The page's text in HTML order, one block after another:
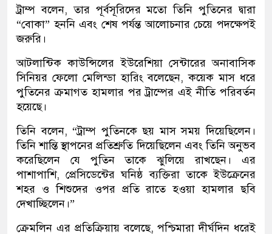
ট্রাম্প বলেন, তার পূর্বসূরিদের মতো তিনি পুতিনের দ্বারা
“বোকা” হননি এবং শেষ পর্যন্ত আলোচনার চেয়ে পদক্ষেপই
জরুরি।
আটলান্টিক কাউন্সিলের ইউরেশিয়া সেন্টারের অনাবাসিক
সিনিয়র ফেলো মেলিন্ডা হারিং বলেছেন, কয়েক মাস ধরে
পুতিনের ক্রমাগত হামলার পর ট্রাম্পের এই নীতি পরিবর্তন
হয়েছে।
তিনি বলেন, “ট্রাম্প পুতিনকে ছয় মাস সময় দিয়েছিলেন।
তিনি শান্তি স্থাপনের প্রতিশ্রুতি দিয়েছিলেন এবং তিনি অনুভব
করেছিলেন যে পুতিন তাকে ঝুলিয়ে রাখছেন। এর
পাশাপাশি, প্রেসিডেন্টের ঘনিষ্ঠ ব্যক্তিরা তাকে ইউক্রেনের
শহর ও শিশুদের ওপর প্রতি রাতে হওয়া হামলার ছবি
দেখাচ্ছিলেন।”
ক্রেমলিন এর প্রতিক্রিয়ায় বলেছে, পশ্চিমারা দীর্ঘদিন ধরেই